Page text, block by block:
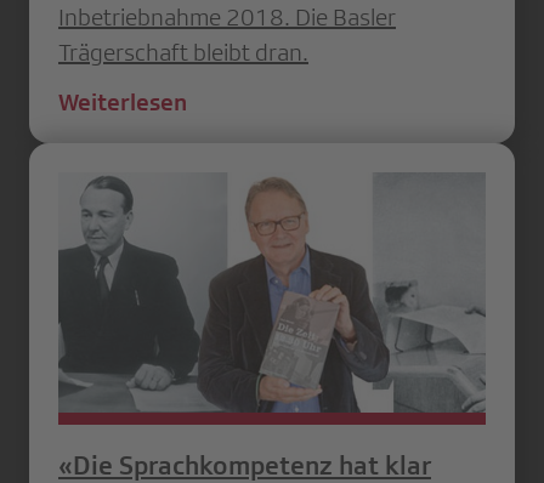
Inbetriebnahme 2018. Die Basler
Trägerschaft bleibt dran.
Weiterlesen
«Die Sprachkompetenz hat klar